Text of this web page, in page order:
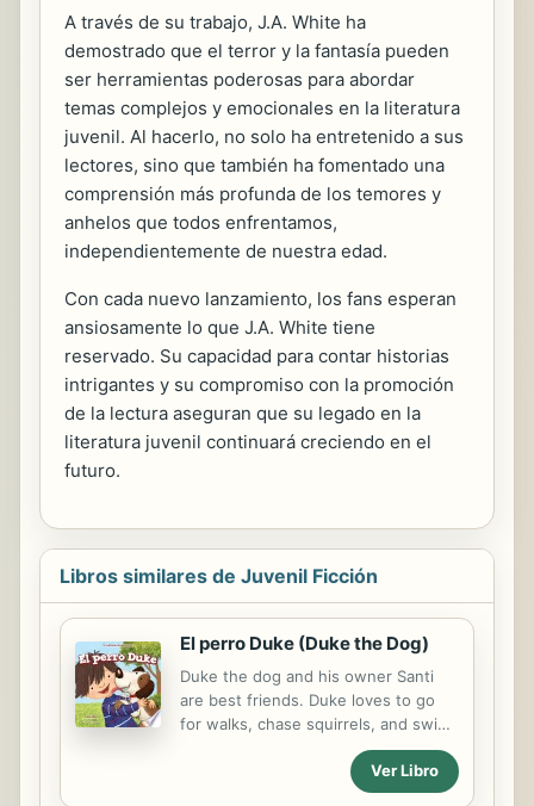
A través de su trabajo, J.A. White ha
demostrado que el terror y la fantasía pueden
ser herramientas poderosas para abordar
temas complejos y emocionales en la literatura
juvenil. Al hacerlo, no solo ha entretenido a sus
lectores, sino que también ha fomentado una
comprensión más profunda de los temores y
anhelos que todos enfrentamos,
independientemente de nuestra edad.
Con cada nuevo lanzamiento, los fans esperan
ansiosamente lo que J.A. White tiene
reservado. Su capacidad para contar historias
intrigantes y su compromiso con la promoción
de la lectura aseguran que su legado en la
literatura juvenil continuará creciendo en el
futuro.
Libros similares de Juvenil Ficción
El perro Duke (Duke the Dog)
Duke the dog and his owner Santi
are best friends. Duke loves to go
for walks, chase squirrels, and swim.
Emerging readers will be excited to
join Duke and Santi on theirVer Libro